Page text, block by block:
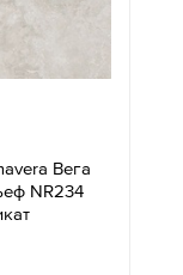
Вега
NR234